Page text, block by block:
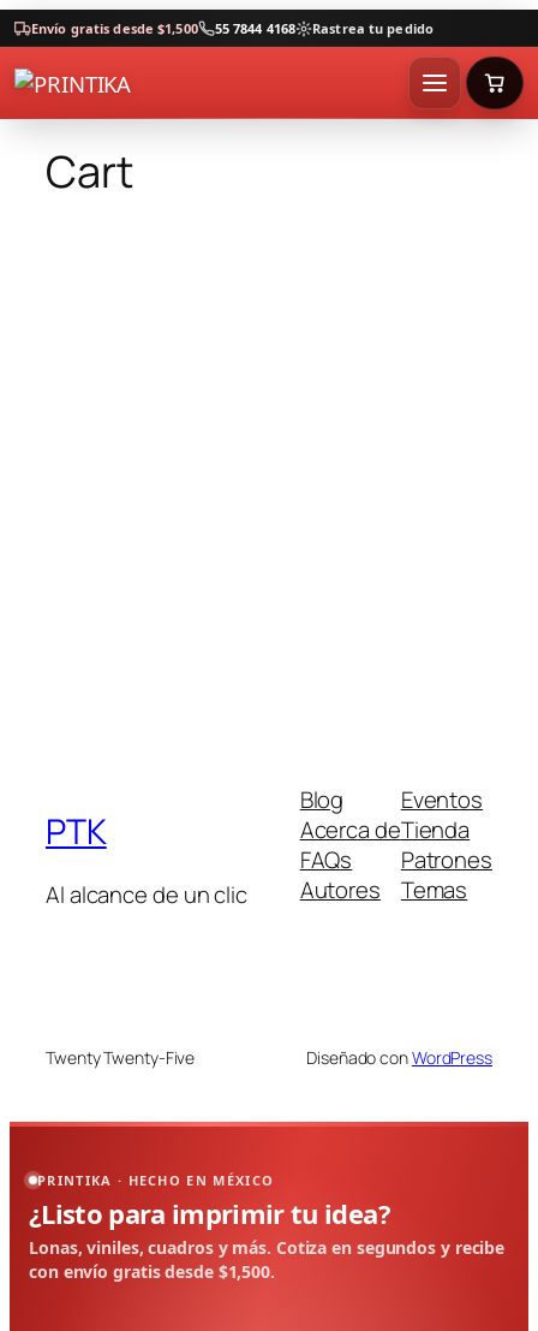
Envío gratis desde $1,500 55 7844 4168 Rastrea tu pedido
Cart
PTK
Al alcance de un clic
Blog
Acerca de
FAQs
Autores
Eventos
Tienda
Patrones
Temas
Twenty Twenty-Five Diseñado conWordPress
PRINTIKA · HECHO EN MÉXICO
¿Listo para imprimir tu idea?
Lonas, viniles, cuadros y más. Cotiza en segundos y recibe
con envío gratis desde $1,500.